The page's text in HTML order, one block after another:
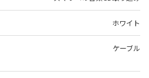
ホワイト
ケーブル